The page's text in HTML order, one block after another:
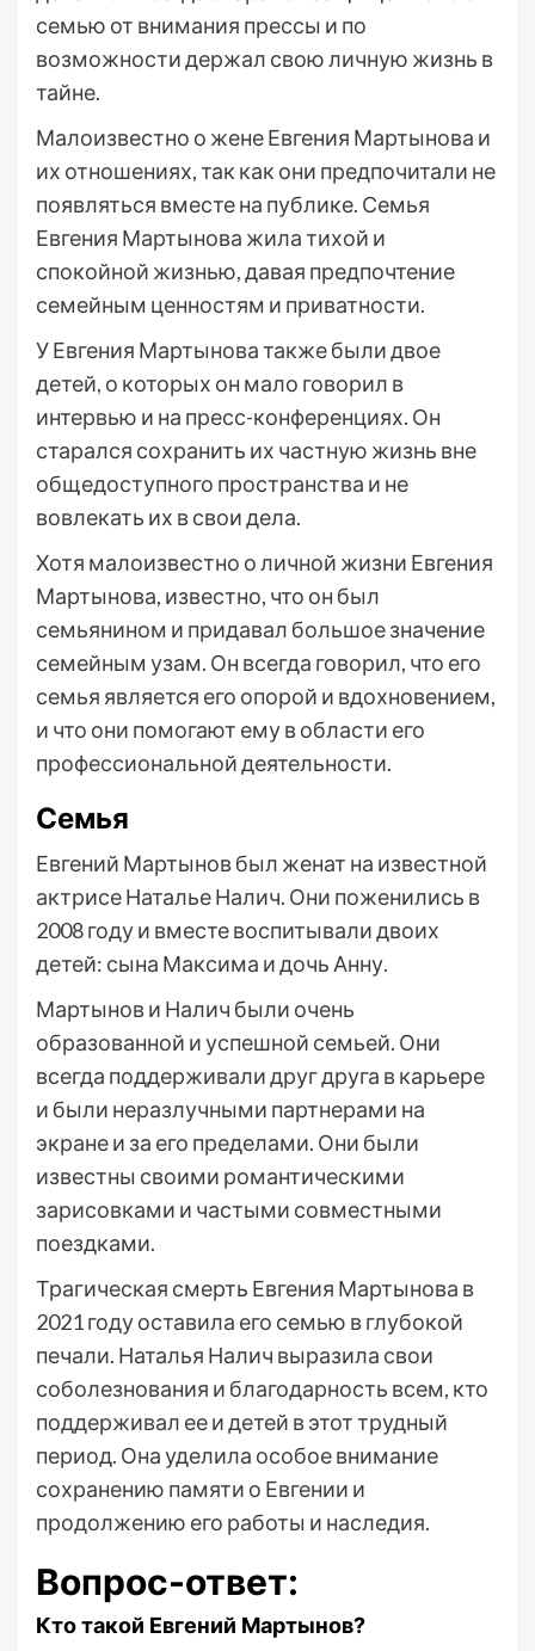
семью от внимания прессы и по
возможности держал свою личную жизнь в
тайне.
Малоизвестно о жене Евгения Мартынова и
их отношениях, так как они предпочитали не
появляться вместе на публике. Семья
Евгения Мартынова жила тихой и
спокойной жизнью, давая предпочтение
семейным ценностям и приватности.
У Евгения Мартынова также были двое
детей, о которых он мало говорил в
интервью и на пресс-конференциях. Он
старался сохранить их частную жизнь вне
общедоступного пространства и не
вовлекать их в свои дела.
Хотя малоизвестно о личной жизни Евгения
Мартынова, известно, что он был
семьянином и придавал большое значение
семейным узам. Он всегда говорил, что его
семья является его опорой и вдохновением,
и что они помогают ему в области его
профессиональной деятельности.
Семья
Евгений Мартынов был женат на известной
актрисе Наталье Налич. Они поженились в
2008 году и вместе воспитывали двоих
детей: сына Максима и дочь Анну.
Мартынов и Налич были очень
образованной и успешной семьей. Они
всегда поддерживали друг друга в карьере
и были неразлучными партнерами на
экране и за его пределами. Они были
известны своими романтическими
зарисовками и частыми совместными
поездками.
Трагическая смерть Евгения Мартынова в
2021 году оставила его семью в глубокой
печали. Наталья Налич выразила свои
соболезнования и благодарность всем, кто
поддерживал ее и детей в этот трудный
период. Она уделила особое внимание
сохранению памяти о Евгении и
продолжению его работы и наследия.
Вопрос-ответ:
Кто такой Евгений Мартынов?